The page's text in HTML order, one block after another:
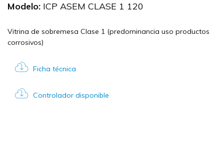
Modelo: ICP ASEM CLASE 1 120
Vitrina de sobremesa Clase 1 (predominancia uso productos
corrosivos)
Ficha técnica
Controlador disponible